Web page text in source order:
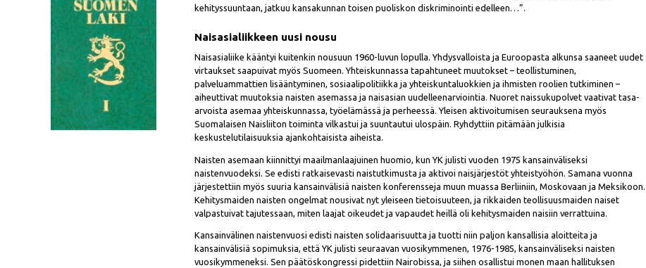
kehityssuuntaan, jatkuu kansakunnan toisen puoliskon diskriminointi edelleen…”.
Naisasialiikkeen uusi nousu
Naisasialiike kääntyi kuitenkin nousuun 1960-luvun lopulla. Yhdysvalloista ja Euroopasta alkunsa saaneet uudet
virtaukset saapuivat myös Suomeen. Yhteiskunnassa tapahtuneet muutokset – teollistuminen,
palveluammattien lisääntyminen, sosiaalipolitiikka ja yhteiskuntaluokkien ja ihmisten roolien tutkiminen –
aiheuttivat muutoksia naisten asemassa ja naisasian uudelleenarviointia. Nuoret naissukupolvet vaativat tasa-
arvoista asemaa yhteiskunnassa, työelämässä ja perheessä. Yleisen aktivoitumisen seurauksena myös
Suomalaisen Naisliiton toiminta vilkastui ja suuntautui ulospäin. Ryhdyttiin pitämään julkisia
keskustelutilaisuuksia ajankohtaisista aiheista.
Naisten asemaan kiinnittyi maailmanlaajuinen huomio, kun YK julisti vuoden 1975 kansainväliseksi
naistenvuodeksi. Se edisti ratkaisevasti naistutkimusta ja aktivoi naisjärjestöt yhteistyöhön. Samana vuonna
järjestettiin myös suuria kansainvälisiä naisten konferensseja muun muassa Berliiniin, Moskovaan ja Meksikoon.
Kehitysmaiden naisten ongelmat nousivat nyt yleiseen tietoisuuteen, ja rikkaiden teollisuusmaiden naiset
valpastuivat tajutessaan, miten laajat oikeudet ja vapaudet heillä oli kehitysmaiden naisiin verrattuina.
Kansainvälinen naistenvuosi edisti naisten solidaarisuutta ja tuotti niin paljon kansallisia aloitteita ja
kansainvälisiä sopimuksia, että YK julisti seuraavan vuosikymmenen, 1976-1985, kansainväliseksi naisten
vuosikymmeneksi. Sen päätöskongressi pidettiin Nairobissa, ja siihen osallistui monen maan hallituksen